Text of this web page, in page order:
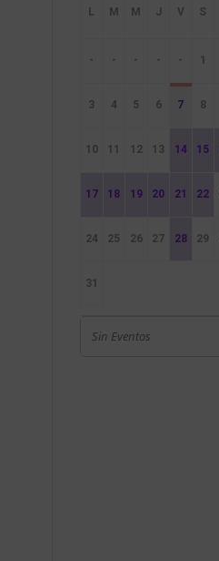
- - - - - 1
3 4 5 6 7 8
10 11 12 13 14 15
17 18 19 20 21 22
24 25 26 27 28 29
31
Sin Eventos